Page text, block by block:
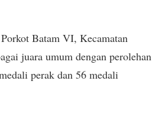
Batam VI, Kecamatan
juara umum dengan perolehan
perak dan 56 medali